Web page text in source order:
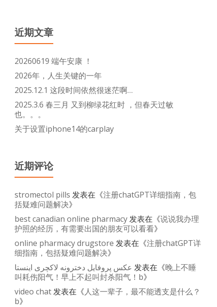
近期文章
20260619 端午安康 ！
2026年，人生关键的一年
2025.12.1 这段时间依然很迷茫啊…
2025.3.6 春三月 又到柳绿花红时 ，但春天过敏
也。。。
关于设置iphone14的carplay
近期评论
stromectol pills 发表在《注册chatGPT详细指南，包
括疑难问题解决》
best canadian online pharmacy发表在《说说我办理
护照的经历，有需要出国的朋友可以看看》
online pharmacy drugstore 发表在《注册chatGPT详
细指南，包括疑难问题解决》
عکس پروفایل دخترونه لاکچری اینستا 发表在《晚上不睡
叫耗伤阳气！早上不起叫封杀阳气！b》
video chat发表在《人这一辈子，最不能透支是什么？
b》